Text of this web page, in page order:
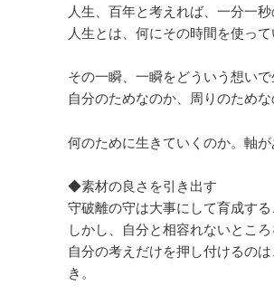
人生、百年と考えれば、一分一
人生とは、何にその時間を使って
その一瞬、一瞬をどういう想いで
自分のためなのか、周りのため
何のために生きていくのか。軸
◆素材の良さを引き出す
守破離の守は大事にして育成する
しかし、自分と相容れないところ
自分の考えだけを押し付けるの
き。